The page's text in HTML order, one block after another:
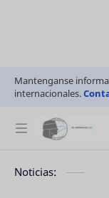
Mantenganse
internacionales.
Noticias: